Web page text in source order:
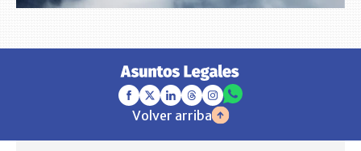
Volver arriba